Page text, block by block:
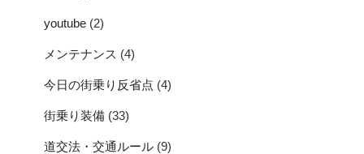
youtube (2)
メンテナンス (4)
今日の街乗り反省点 (4)
街乗り装備 (33)
道交法・交通ルール (9)